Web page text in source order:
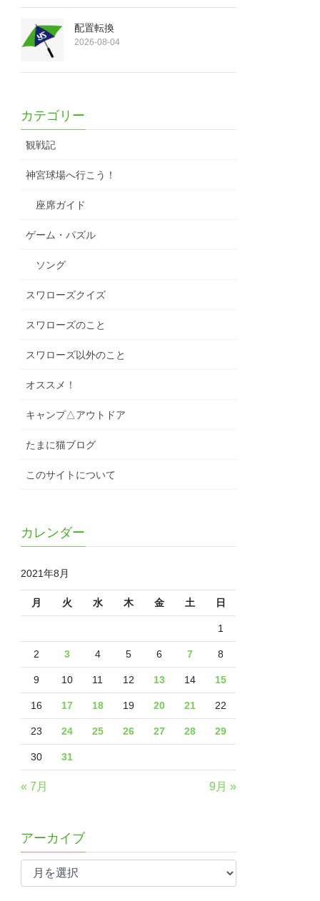
配置転換
2026-08-04
カテゴリー
観戦記
神宮球場へ行こう！
座席ガイド
ゲーム・パズル
ソング
スワローズクイズ
スワローズのこと
スワローズ以外のこと
オススメ！
キャンプ△アウトドア
たまに猫ブログ
このサイトについて
カレンダー
2021年8月
月 火 水 木 金 土 日
1
2 3 4 5 6 7 8
9 10 11 12 13 14 15
16 17 18 19 20 21 22
23 24 25 26 27 28 29
30 31
« 7月 9月 »
アーカイブ
ア